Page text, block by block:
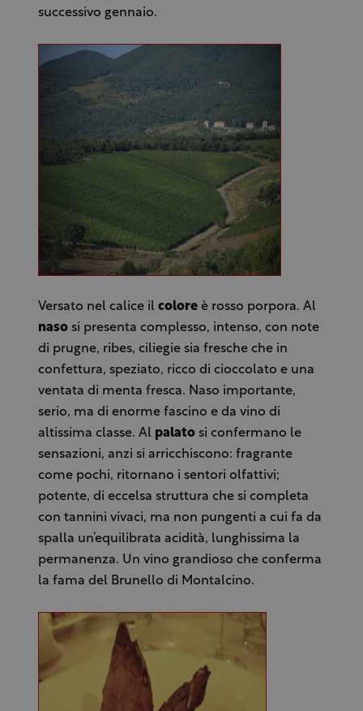
successivo gennaio.
Versato nel calice il coloreè rosso porpora. Al
nasosi presenta complesso, intenso, con note
di prugne, ribes, ciliegie sia fresche che in
confettura, speziato, ricco di cioccolato e una
ventata di menta fresca. Naso importante,
serio, ma di enorme fascino e da vino di
altissima classe. Al palatosi confermano le
sensazioni, anzi si arricchiscono: fragrante
come pochi, ritornano i sentori olfattivi;
potente, di eccelsa struttura che si completa
con tannini vivaci, ma non pungenti a cui fa da
spalla un’equilibrata acidità, lunghissima la
permanenza. Un vino grandioso che conferma
la fama del Brunello di Montalcino.